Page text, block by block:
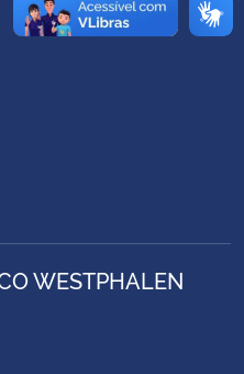
WESTPHALEN